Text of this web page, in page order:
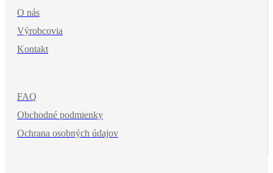
O nás
Výrobcovia
Kontakt
FAQ
Obchodné podmienky
Ochrana osobných údajov